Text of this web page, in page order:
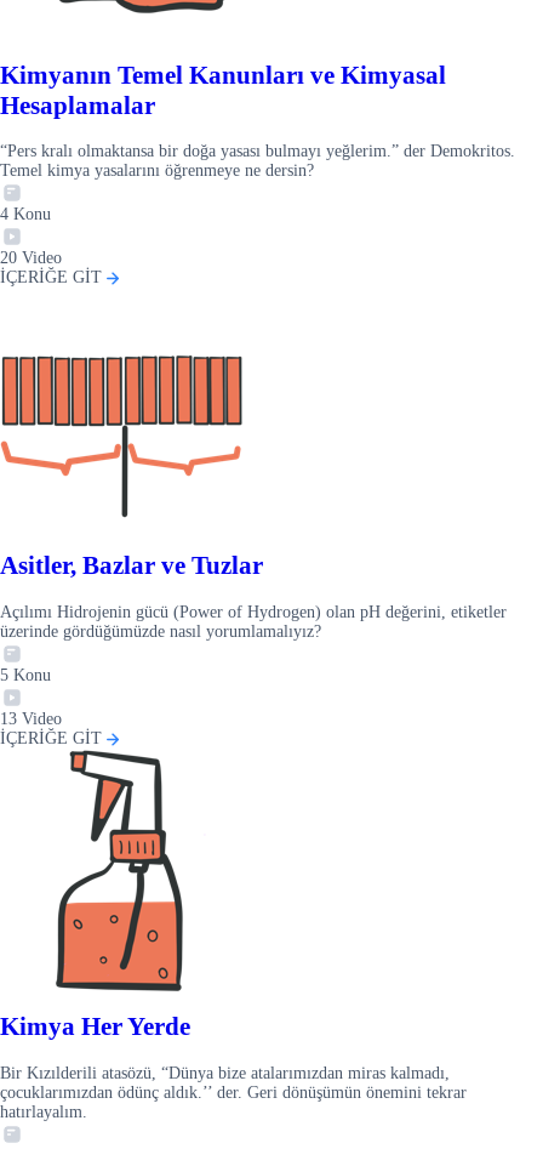
Kimyanın Temel Kanunları ve Kimyasal
Hesaplamalar
“Pers kralı olmaktansa bir doğa yasası bulmayı yeğlerim.” der Demokritos.
Temel kimya yasalarını öğrenmeye ne dersin?
4 Konu
20 Video
İÇERİĞE GİT
Asitler, Bazlar ve Tuzlar
Açılımı Hidrojenin gücü (Power of Hydrogen) olan pH değerini, etiketler
üzerinde gördüğümüzde nasıl yorumlamalıyız?
5 Konu
13 Video
İÇERİĞE GİT
Kimya Her Yerde
Bir Kızılderili atasözü, “Dünya bize atalarımızdan miras kalmadı,
çocuklarımızdan ödünç aldık.’’ der. Geri dönüşümün önemini tekrar
hatırlayalım.